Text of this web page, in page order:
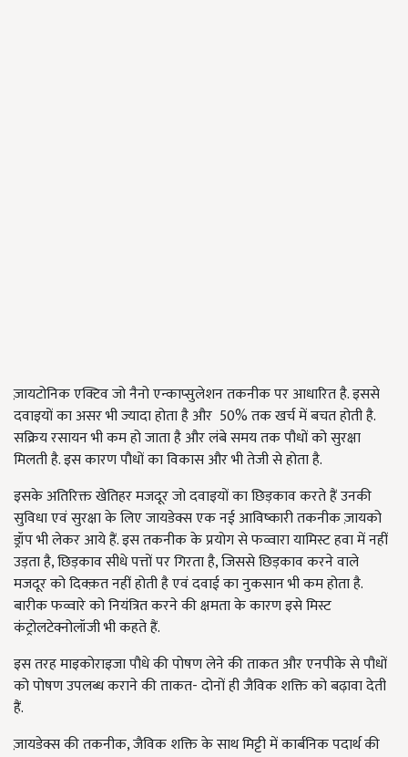
ज़ायटोनिक एक्टिव जो नैनो एन्काप्सुलेशन तकनीक पर आधारित है. इससे
दवाइयों का असर भी ज्यादा होता है और 50% तक खर्च में बचत होती है.
सक्रिय रसायन भी कम हो जाता है और लंबे समय तक पौधों को सुरक्षा
मिलती है. इस कारण पौधों का विकास और भी तेजी से होता है.
इसके अतिरिक्त खेतिहर मजदूर जो दवाइयों का छिड़काव करते हैं उनकी
सुविधा एवं सुरक्षा के लिए जायडेक्स एक नई आविष्कारी तकनीक ज़ायको
ड्रॉप भी लेकर आये हैं. इस तकनीक के प्रयोग से फव्वारा यामिस्ट हवा में नहीं
उड़ता है, छिड़काव सीधे पत्तों पर गिरता है, जिससे छिड़काव करने वाले
मजदूर को दिक्क़त नहीं होती है एवं दवाई का नुकसान भी कम होता है.
बारीक फव्वारे को नियंत्रित करने की क्षमता के कारण इसे मिस्ट
कंट्रोलटेक्नोलॉजी भी कहते हैं.
इस तरह माइकोराइजा पौधे की पोषण लेने की ताकत और एनपीके से पौधों
को पोषण उपलब्ध कराने की ताकत- दोनों ही जैविक शक्ति को बढ़ावा देती
हैं.
ज़ायडेक्स की तकनीक, जैविक शक्ति के साथ मिट्टी में कार्बनिक पदार्थ की